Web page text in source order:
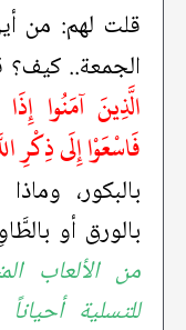
قلت لهم: من
الجمعة.. كيف؟
الَّذِينَ آمَنُوا
فَاسْعَوْا إِلَى ذِكْرِ
بالبكور،
بالورق أو
من الألعاب
للتسلية